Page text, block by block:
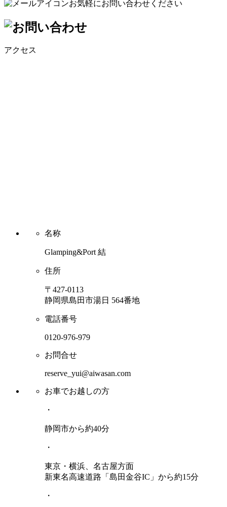
お気軽にお問い合わせください
アクセス
名称
Glamping&Port 結
住所
〒427-0113
静岡県島田市湯日 564番地
電話番号
0120-976-979
お問合せ
reserve_yui@aiwasan.com
お車でお越しの方
・
静岡市から約40分
・
東京・横浜、名古屋方面
新東名高速道路「島田金谷IC」から約15分
・